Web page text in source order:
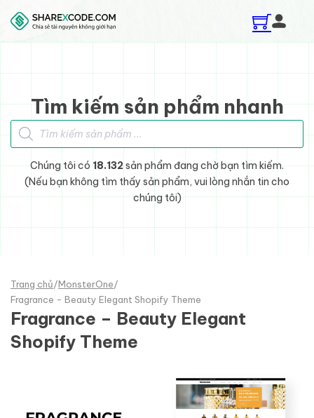
Skip to main content
Skip to footer
Tìm kiếm sản phẩm nhanh
Tìm kiếm sản phẩm
Chúng tôi có 18.132sản phẩm đang chờ bạn tìm kiếm.
(Nếu bạn không tìm thấy sản phẩm, vui lòng nhắn tin cho
chúng tôi)
Trang chủ/MonsterOne/
Fragrance - Beauty Elegant Shopify Theme
Fragrance – Beauty Elegant
Shopify Theme